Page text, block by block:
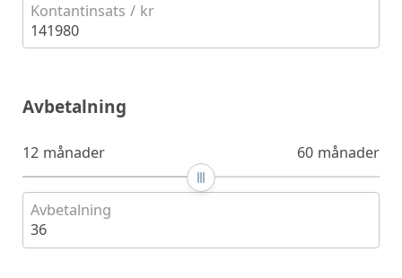
Kontantinsats / kr
141980
Avbetalning
12 månader 60 månader
Avbetalning
36